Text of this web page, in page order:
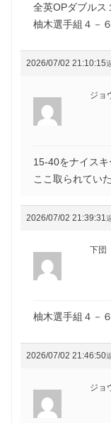
全英OPダブルス
柚木選手組４－
2026/07/02 21:10:15
ジョ
15-40をナイスキ
ここ取られてい
2026/07/02 21:39:31
下団
柚木選手組４－
2026/07/02 21:46:50
ジョ